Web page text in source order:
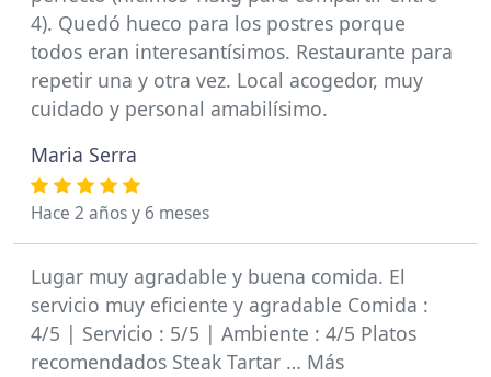
4). Quedó hueco para los postres porque
todos eran interesantísimos. Restaurante para
repetir una y otra vez. Local acogedor, muy
cuidado y personal amabilísimo.
Maria Serra
Hace 2 años y 6 meses
Lugar muy agradable y buena comida. El
servicio muy eficiente y agradable Comida :
4/5 | Servicio : 5/5 | Ambiente : 4/5 Platos
recomendados Steak Tartar … Más